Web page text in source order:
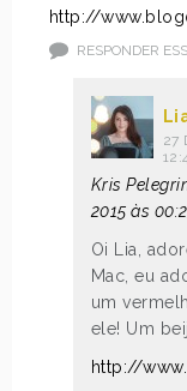
http://
RESPONDER
27
Kris
2015 às
Oi Lia,
Mac, eu
um
ele! Um
http://